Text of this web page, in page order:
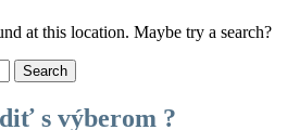
at this location. Maybe try a search?
Search
s výberom ?